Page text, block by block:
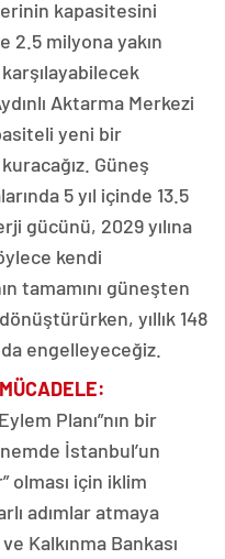
kapasitesini
2.5 milyona yakın
Aktarma Merkezi
yeni bir
Güneş
5 yıl içinde 13.5
gücünü, 2029 yılına
kendi
tamamını güneşten
yıllık 148
engelleyeceğiz.
Planı”nın bir
İstanbul’un
olması için iklim
adımlar atmaya
Kalkınma Bankası